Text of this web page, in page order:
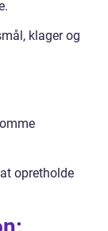
klager og
opretholde